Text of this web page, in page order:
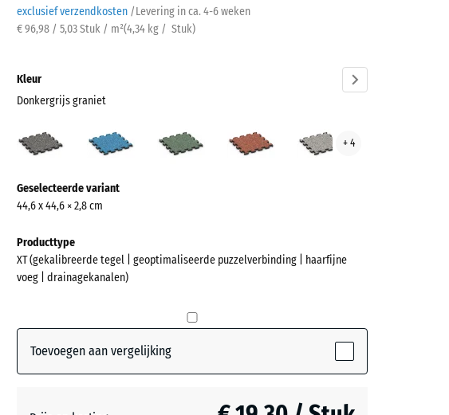
exclusief verzendkosten /Levering in ca. 4-6 weken
€ 96,98 / 5,03 Stuk / m²(4,34 kg / Stuk)
Kleur
Donkergrijs graniet
Donkergrijs
graniet
gazon
graniet
+ 4
informatie
over
kleuren?
Kleurenpalet
graniet (active)
Geselecteerde variant
44,6 x 44,6 × 2,8 cm
Producttype
XT (gekalibreerde tegel | geoptimaliseerde puzzelverbinding | haarfijne
voeg | drainagekanalen)
Toevoegen aan vergelijking